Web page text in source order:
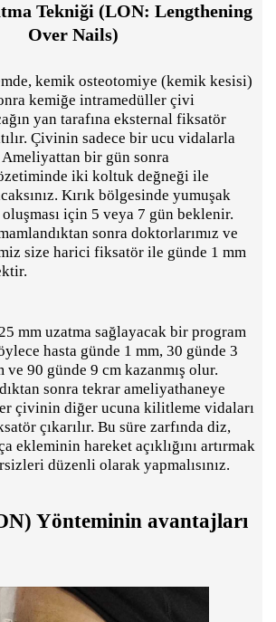
Tekniği (LON: Lengthening
Over Nails)
kemik osteotomiye (kemik kesisi)
kemiğe intramedüller çivi
yan tarafına eksternal fiksatör
Çivinin sadece bir ucu vidalarla
bir gün sonra
iki koltuk değneği ile
Kırık bölgesinde yumuşak
için 5 veya 7 gün beklenir.
sonra doktorlarımız ve
size harici fiksatör ile günde 1 mm
mm uzatma sağlayacak bir program
hasta günde 1 mm, 30 günde 3
ve 90 günde 9 cm kazanmış olur.
sonra tekrar ameliyathaneye
çivinin diğer ucuna kilitleme vidaları
çıkarılır. Bu süre zarfında diz,
ekleminin hareket açıklığını artırmak
düzenli olarak yapmalısınız.
Yönteminin avantajları